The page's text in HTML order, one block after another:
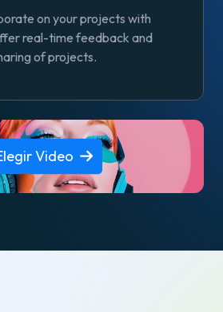
on your projects with
real-time feedback and
of projects.
Video